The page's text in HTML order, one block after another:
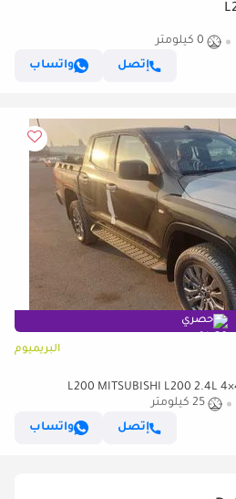
0 كيلومتر
إتصل
واتساب
حصري
البريميوم
25 كيلومتر
إتصل
واتساب